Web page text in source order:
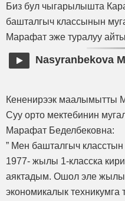
Биз бул чыгарылышта
башталгыч классынын
Марафат эже туралуу
Nasyranbekova
Кененирээк маалымытты
Суу орто мектебинин
Марафат Беделбековна:
” Мен башталгыч
1977- жылы 1-класска
аяктадым. Ошол эле
экономикалык